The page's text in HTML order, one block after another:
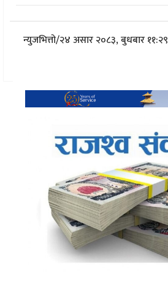
न्युजभित्तो/२४ असार २०८३, बुधबार ११:२९